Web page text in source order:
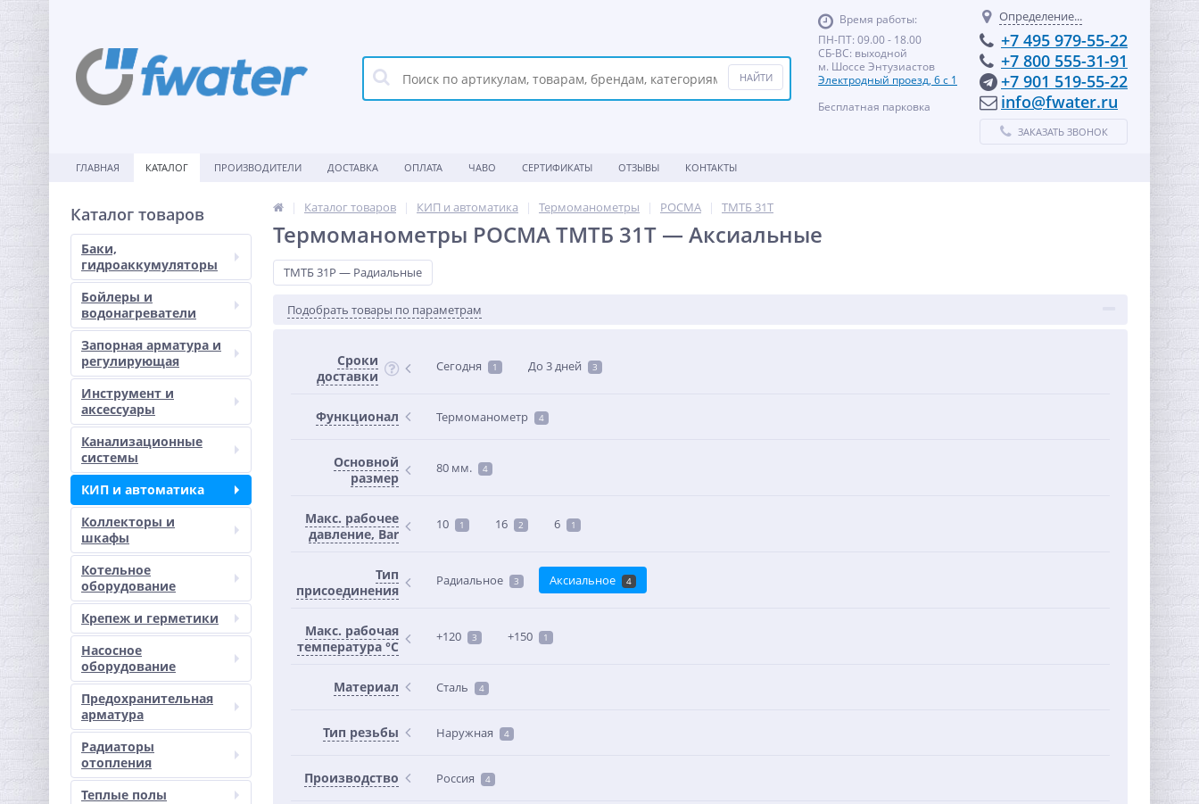
Время работы:
ПН-ПТ: 09.00 - 18.00
СБ-ВС: выходной
м. Шоссе Энтузиастов
Электродный проезд, 6 с 1
Бесплатная парковка
Определение...
+7 495 979-55-22
+7 800 555-31-91
+7 901 519-55-22
info@fwater.ru
ЗАКАЗАТЬ ЗВОНОК
ГЛАВНАЯ КАТАЛОГ ПРОИЗВОДИТЕЛИ ДОСТАВКА ОПЛАТА ЧАВО СЕРТИФИКАТЫ ОТЗЫВЫ КОНТАКТЫ
Каталог товаров
Баки,
гидроаккумуляторы
Бойлеры и
водонагреватели
Запорная арматура и
регулирующая
Инструмент и
аксессуары
Канализационные
системы
КИП и автоматика
Коллекторы и
шкафы
Котельное
оборудование
Крепеж и герметики
Насосное
оборудование
Предохранительная
арматура
Радиаторы
отопления
Теплые полы
Каталог товаров КИП и автоматика Термоманометры POCMA ТМТБ 31Т
Термоманометры РОСМА ТМТБ 31Т — Аксиальные
ТМТБ 31Р — Радиальные
Подобрать товары по параметрам
Сроки
доставки
Сегодня 1 До 3 дней 3
Функционал Термоманометр 4
Основной
размер
80 мм. 4
Макс. рабочее
давление, Bar
10 1 16 2 6 1
Тип
присоединения
Радиальное 3 Аксиальное 4
Макc. рабочая
температура °С
+120 3 +150 1
Материал Сталь 4
Тип резьбы Наружная 4
Производство Россия 4